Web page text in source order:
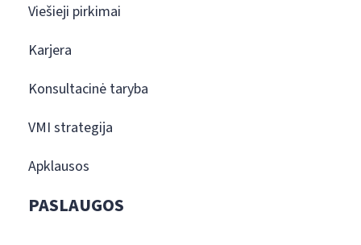
Viešieji pirkimai
Karjera
Konsultacinė taryba
VMI strategija
Apklausos
PASLAUGOS